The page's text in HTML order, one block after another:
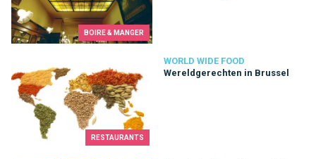
BOIRE & MANGER
RESTAURANTS
WORLD WIDE FOOD
Wereldgerechten in Brussel